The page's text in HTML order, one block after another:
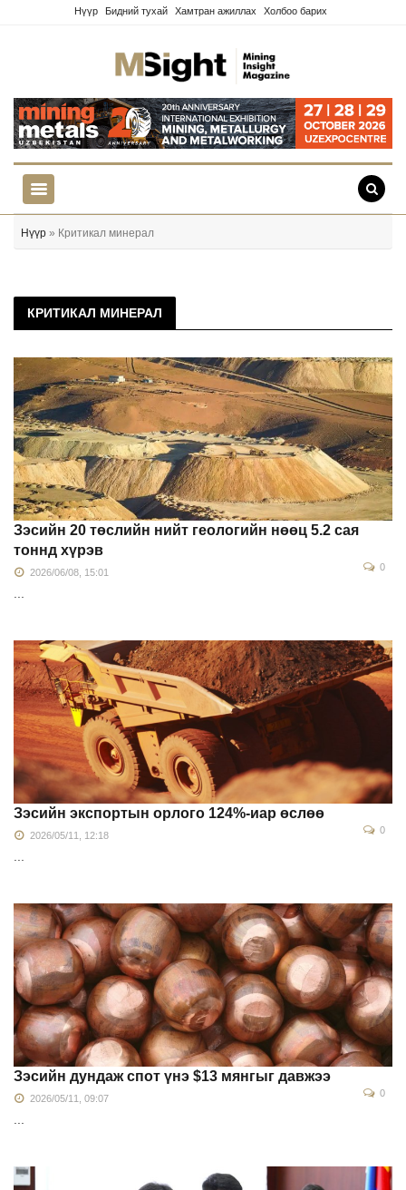
Нүүр Бидний тухай Хамтран ажиллах Холбоо барих
Нүүр » Критикал минерал
КРИТИКАЛ МИНЕРАЛ
Зэсийн 20 төслийн нийт геологийн нөөц 5.2 сая
тоннд хүрэв
2026/06/08, 15:01 0
Зэсийн экспортын орлого 124%-иар өслөө
2026/05/11, 12:18 0
Зэсийн дундаж спот үнэ $13 мянгыг давжээ
2026/05/11, 09:07 0